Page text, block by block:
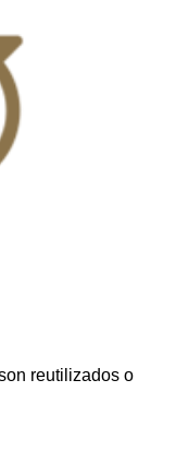
reutilizados o